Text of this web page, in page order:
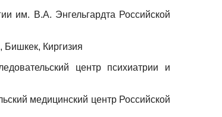
им. В.А. Энгельгардта Российской
Бишкек, Киргизия
центр психиатрии и
медицинский центр Российской